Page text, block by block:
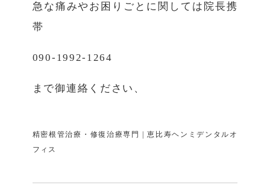
急な痛みやお困りごとに関しては院長携
帯
090-1992-1264
まで御連絡ください、
精密根管治療・修復治療専門 | 恵比寿ヘンミデンタルオ
フィス